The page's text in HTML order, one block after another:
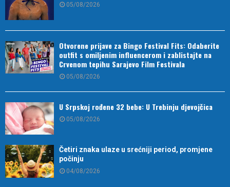
05/08/2026
Otvorene prijave za Bingo Festival Fits: Odaberite
outfit s omiljenim influencerom i zablistajte na
Crvenom tepihu Sarajevo Film Festivala
05/08/2026
U Srpskoj rođene 32 bebe: U Trebinju djevojčica
05/08/2026
Četiri znaka ulaze u srećniji period, promjene
počinju
04/08/2026